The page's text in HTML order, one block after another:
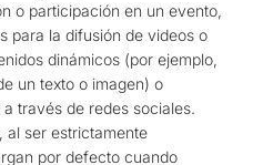
o participación en un evento,
para la difusión de videos o
dinámicos (por ejemplo,
un texto o imagen) o
través de redes sociales.
al ser estrictamente
por defecto cuando